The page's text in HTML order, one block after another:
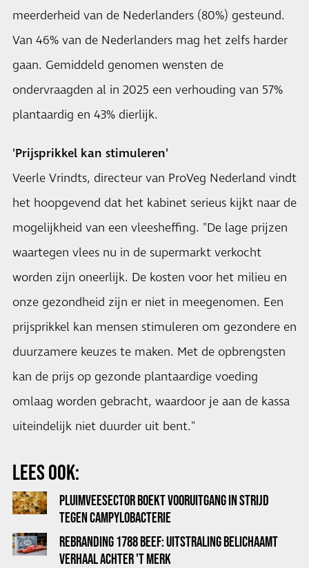
meerderheid van de Nederlanders (80%) gesteund.
Van 46% van de Nederlanders mag het zelfs harder
gaan. Gemiddeld genomen wensten de
ondervraagden al in 2025 een verhouding van 57%
plantaardig en 43% dierlijk.
'Prijsprikkel kan stimuleren'
Veerle Vrindts, directeur van ProVeg Nederland vindt
het hoopgevend dat het kabinet serieus kijkt naar de
mogelijkheid van een vleesheffing. "De lage prijzen
waartegen vlees nu in de supermarkt verkocht
worden zijn oneerlijk. De kosten voor het milieu en
onze gezondheid zijn er niet in meegenomen. Een
prijsprikkel kan mensen stimuleren om gezondere en
duurzamere keuzes te maken. Met de opbrengsten
kan de prijs op gezonde plantaardige voeding
omlaag worden gebracht, waardoor je aan de kassa
uiteindelijk niet duurder uit bent."
LEES OOK:
PLUIMVEESECTOR BOEKT VOORUITGANG IN STRIJD
TEGEN CAMPYLOBACTERIE
REBRANDING 1788 BEEF: UITSTRALING BELICHAAMT
VERHAAL ACHTER 'T MERK